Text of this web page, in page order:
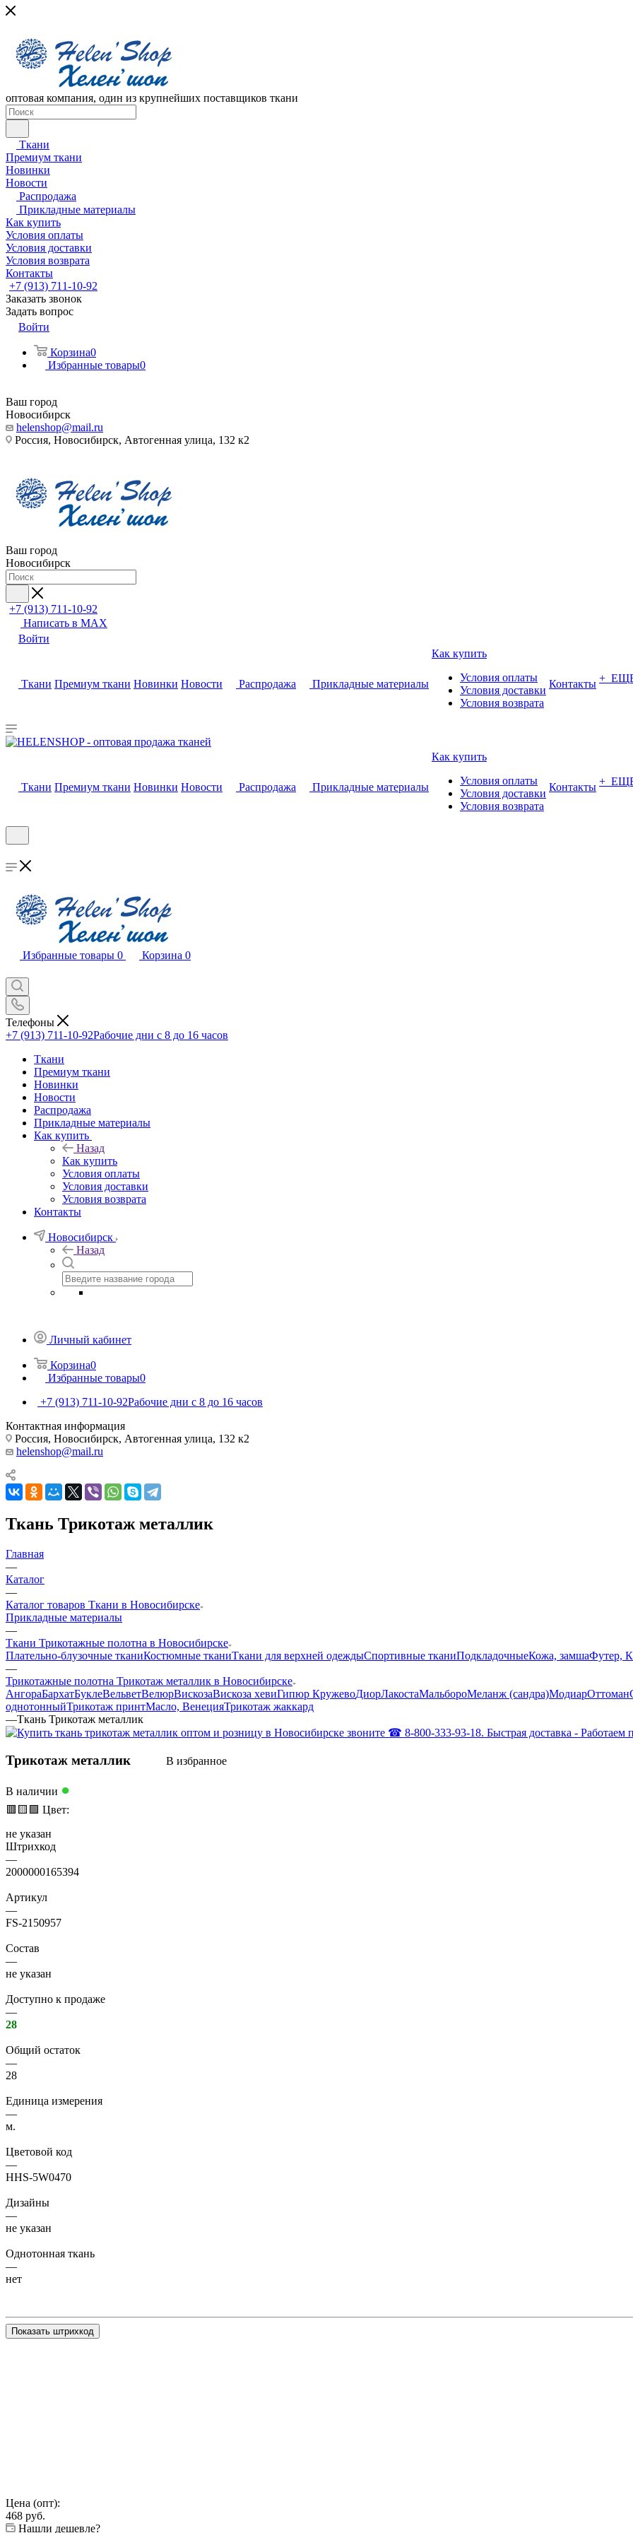
оптовая компания, один из крупнейших поставщиков ткани
Ткани
Премиум ткани
Новинки
Новости
Распродажа
Прикладные материалы
Как купить
Условия оплаты
Условия доставки
Условия возврата
Контакты
+7 (913) 711-10-92
Заказать звонок
Задать вопрос
Войти
Корзина0
Избранные товары0
Ваш город
Новосибирск
helenshop@mail.ru
Россия, Новосибирск, Автогенная улица, 132 к2
Ваш город
Новосибирск
+7 (913) 711-10-92
Написать в MAX
Войти
Ткани Премиум ткани Новинки Новости Распродажа Прикладные материалы
Как купить
Условия оплаты
Условия доставки
Условия возврата
Контакты +
Ткани Премиум ткани Новинки Новости Распродажа Прикладные материалы
Как купить
Условия оплаты
Условия доставки
Условия возврата
Контакты +
Избранные товары 0 Корзина 0
Телефоны
+7 (913) 711-10-92Рабочие дни с 8 до 16 часов
Ткани
Премиум ткани
Новинки
Новости
Распродажа
Прикладные материалы
Как купить
Назад
Как купить
Условия оплаты
Условия доставки
Условия возврата
Контакты
Новосибирск
Назад
Личный кабинет
Корзина0
Избранные товары0
+7 (913) 711-10-92Рабочие дни с 8 до 16 часов
Контактная информация
Россия, Новосибирск, Автогенная улица, 132 к2
helenshop@mail.ru
Ткань Трикотаж металлик
Главная
—
Каталог
—
Каталог товаров Ткани в Новосибирске
Прикладные материалы
—
Ткани Трикотажные полотна в Новосибирске
Плательно-блузочные тканиКостюмные тканиТкани для верхней одеждыСпортивные тканиПодкладочныеКожа, замшаФутер,
—
Трикотажные полотна Трикотаж металлик в Новосибирске
АнгораБархатБуклеВельветВелюрВискозаВискоза хевиГипюр КружевоДиорЛакостаМальбороМеланж (сандра)МодиарОттоман
однотонныйТрикотаж принтМасло, ВенецияТрикотаж жаккард
—Ткань Трикотаж металлик
Трикотаж металлик В избранное
В наличии ●
🟥 🟨 🟩 Цвет:
не указан
Штрихкод
—
2000000165394
Артикул
—
FS-2150957
Состав
—
не указан
Доступно к продаже
—
28
Общий остаток
—
28
Единица измерения
—
м.
Цветовой код
—
HHS-5W0470
Дизайны
—
не указан
Однотонная ткань
—
нет
Показать штрихкод
Цена (опт):
468 руб.
Нашли дешевле?